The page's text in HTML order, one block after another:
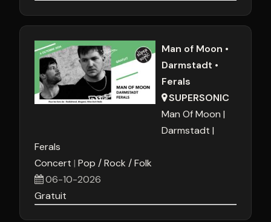
Man of Moon •
Darmstadt •
Ferals
SUPERSONIC
Man Of Moon
Darmstadt
Ferals
Concert Pop / Rock / Folk
06-10-2026
Gratuit